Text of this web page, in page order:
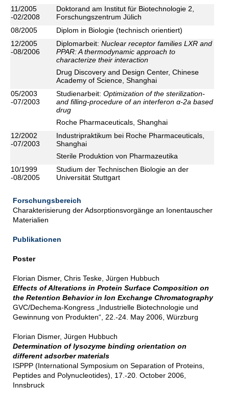
11/2005
-02/2008
Doktorand am Institut für Biotechnologie 2,
Forschungszentrum Jülich
08/2005
Diplom in Biologie (technisch orientiert)
12/2005
-08/2006
Diplomarbeit:Nuclear receptor families LXR and
PPAR: A thermodynamic approach to
characterize their interaction
Drug Discovery and Design Center, Chinese
Academy of Science, Shanghai
05/2003
-07/2003
Studienarbeit:Optimization of the sterilization-
and filling-procedure of an interferonα-2a based
drug
Roche Pharmaceuticals, Shanghai
12/2002
-07/2003
Industripraktikum bei Roche Pharmaceuticals,
Shanghai
Sterile Produktion von Pharmazeutika
10/1999
-08/2005
Studium der Technischen Biologie an der
Universität Stuttgart
Forschungsbereich
Charakterisierung der Adsorptionsvorgänge an Ionentauscher
Materialien
Publikationen
Poster
Florian Dismer, Chris Teske, Jürgen Hubbuch
Effects of Alterations in Protein Surface Composition on
the Retention Behavior in Ion Exchange Chromatography
GVC/Dechema-Kongress „Industrielle Biotechnologie und
Gewinnung von Produkten“, 22.-24. May 2006, Würzburg
Florian Dismer, Jürgen Hubbuch
Determination of lysozyme binding orientation on
different adsorber materials
ISPPP (International Symposium on Separation of Proteins,
Peptides and Polynucleotides),
17.-20. October 2006,
Innsbruck